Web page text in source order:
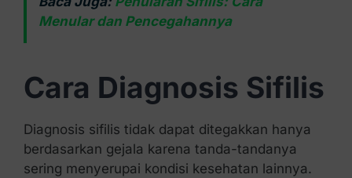
Menular dan Pencegahannya
Cara Diagnosis Sifilis
Diagnosis sifilis tidak dapat ditegakkan hanya
berdasarkan gejala karena tanda-tandanya
sering menyerupai kondisi kesehatan lainnya.